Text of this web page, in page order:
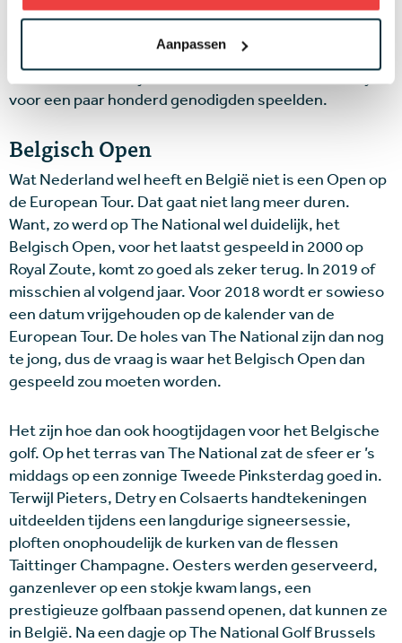
Aanpassen
van The International bij Schiphol, daar is nu dus The
glom terecht van trots tijdens het vier holes
demonstratierondje dat Pieters, Colsaerts en Detry
voor een paar honderd genodigden speelden.
Belgisch Open
Wat Nederland wel heeft en België niet is een Open op
de European Tour. Dat gaat niet lang meer duren.
Want, zo werd op The National wel duidelijk, het
Belgisch Open, voor het laatst gespeeld in 2000 op
Royal Zoute, komt zo goed als zeker terug. In 2019 of
misschien al volgend jaar. Voor 2018 wordt er sowieso
een datum vrijgehouden op de kalender van de
European Tour. De holes van The National zijn dan nog
te jong, dus de vraag is waar het Belgisch Open dan
gespeeld zou moeten worden.
Het zijn hoe dan ook hoogtijdagen voor het Belgische
golf. Op het terras van The National zat de sfeer er ’s
middags op een zonnige Tweede Pinksterdag goed in.
Terwijl Pieters, Detry en Colsaerts handtekeningen
uitdeelden tijdens een langdurige signeersessie,
ploften onophoudelijk de kurken van de flessen
Taittinger Champagne. Oesters werden geserveerd,
ganzenlever op een stokje kwam langs, een
prestigieuze golfbaan passend openen, dat kunnen ze
in België. Na een dagje op The National Golf Brussels